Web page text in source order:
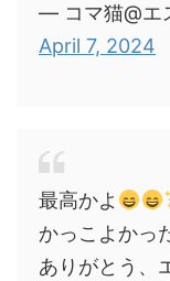
— コマ猫@エ
April 7, 2024
最高かよ
かっこよかっ
ありがとう、